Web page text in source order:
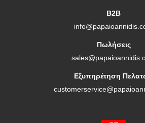
B2B
Πωλήσεις
Εξυπηρέτηση